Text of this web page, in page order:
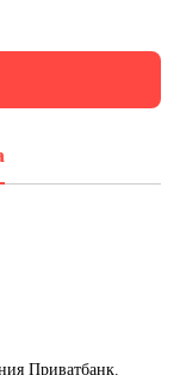
Приватбанк.